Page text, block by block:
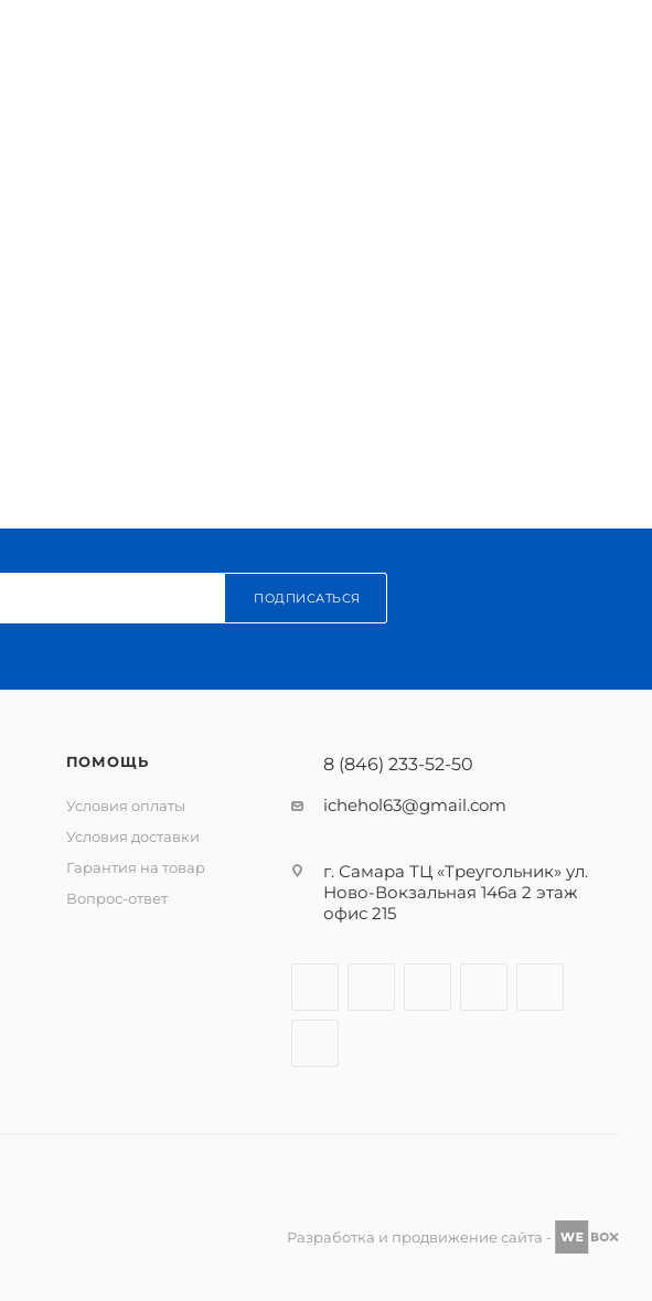
ПОДПИСАТЬСЯ
ПОМОЩЬ
Условия оплаты
Условия доставки
Гарантия на товар
Вопрос-ответ
8 (846) 233-52-50
ichehol63@gmail.com
г. Самара ТЦ «Треугольник» ул.
Ново-Вокзальная 146а 2 этаж
офис 215
Разработка и продвижение сайта -